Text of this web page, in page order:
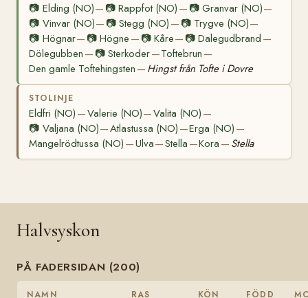
📷 Elding (NO)— 📷Rappfot (NO) — 📷 Granvar (NO)—
📷 Vinvar (NO)— 📷Stegg (NO) — 📷 Trygve (NO)—
📷 Högnar— 📷Högne — 📷 Kåre— 📷 Dalegudbrand —
Dölegubben — 📷Sterkoder—Toftebrun —
Den gamle Toftehingsten — Hingst från Tofte i Dovre
STOLINJE
Eldfri (NO) —Valerie (NO)—Valita (NO) —
📷 Valjana (NO)—Atlastussa (NO) —Erga (NO) —
Mangelrödtussa (NO) —Ulva—Stella —Kora — Stella
Halvsyskon
PÅ FADERSIDAN (200)
NAMN RAS KÖN FÖDD